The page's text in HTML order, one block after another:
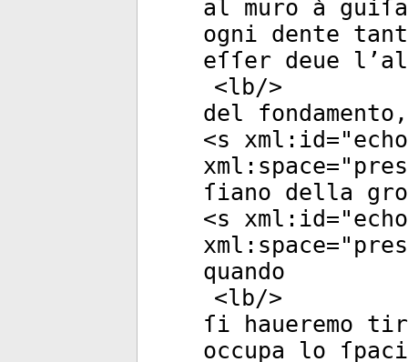
al muro à
ogni dente
eſſer deue
<lb/>
del
<s xml:id="
xml:space="
ſiano della
<s xml:id="
xml:space="
quando
<lb/>
ſi haueremo
occupa lo